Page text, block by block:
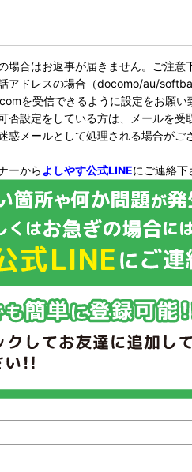
場合はお返事が届きません。ご注意
アドレスの場合（docomo/au/
を受信できるように設定をお願い
否設定をしている方は、メールを受
惑メールとして処理される場合がご
ーから よしやす公式LINEにご連絡下